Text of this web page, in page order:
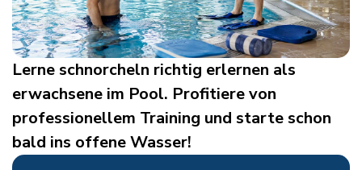
Lerne schnorcheln richtig erlernen als
erwachsene im Pool. Profitiere von
professionellem Training und starte schon
bald ins offene Wasser!